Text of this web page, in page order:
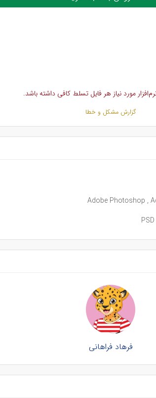
مورد نیاز هر فایل تسلط کافی داشته باشد.
گزارش مشکل و خطا
Adobe Photoshop ,
فرهاد فراهانی